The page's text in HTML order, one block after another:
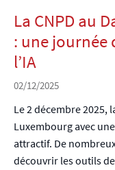
La CNPD au
: une journée
l’IA
02/12/2025
Le 2 décembre 2025,
Luxembourg avec
attractif. De
découvrir les outils